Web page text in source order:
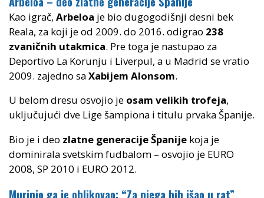
Kao igrač, Arbeloa je bio dugogodišnji desni bek
Reala, za koji je od 2009. do 2016. odigrao 238
zvaničnih utakmica. Pre toga je nastupao za
Deportivo La Korunju i Liverpul, a u Madrid se vratio
2009. zajedno saXabijem Alonsom.
U belom dresu osvojio je osam velikih trofeja,
uključujući dve Lige šampiona i titulu prvaka Španije.
Bio je i deo zlatne generacije Španije koja je
dominirala svetskim fudbalom – osvojio je EURO
2008, SP 2010 i EURO 2012.
Murinjo ga je oblikovao: “Za njega bih išao u rat”